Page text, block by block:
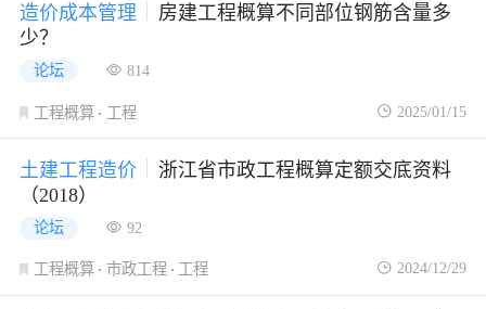
造价成本管理
房建工程概算不同部位钢筋含量多
少？
论坛 814
工程概算 工程 2025/01/15
土建工程造价
浙江省市政工程概算定额交底资料
（2018）
论坛 92
工程概算 市政工程 工程 2024/12/29